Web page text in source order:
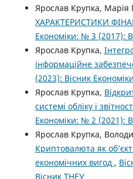
Ярослав Крупка, Марія
ХАРАКТЕРИСТИКИ
Економіки: № 3 (2017):
Ярослав Крупка,
інформаційне
(2023): Вісник Економіки
Ярослав Крупка,
системі обліку і
Економіки: № 2 (2021):
Ярослав Крупка,
Криптовалюта як
економічних вигод ,
Вісник ТНЕУ